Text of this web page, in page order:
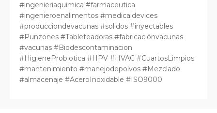
#ingenieriaquimica #farmaceutica
#ingenieroenalimentos #medicaldevices
#producciondevacunas #solidos #inyectables
#Punzones #Tableteadoras #fabricaciónvacunas
#vacunas #Biodescontaminacion
#HigieneProbiotica #HPV #HVAC #CuartosLimpios
#mantenimiento #manejodepolvos #Mezclado
#almacenaje #AceroInoxidable #ISO9000